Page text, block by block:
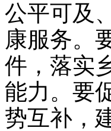
公平可及
康服务。
件，落实
能力。要
势互补，